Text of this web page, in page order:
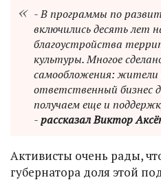
- В программы по
включились десять лет
благоустройства
культуры. Многое
самообложения:
ответственный бизнес
получаем еще и
-рассказал Виктор
Активисты очень рады,
губернатора доля этой